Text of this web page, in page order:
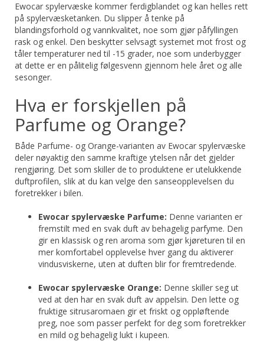
Ewocar spylervæske kommer ferdigblandet og kan helles rett
på spylervæsketanken. Du slipper å tenke på
blandingsforhold og vannkvalitet, noe som gjør påfyllingen
rask og enkel. Den beskytter selvsagt systemet mot frost og
tåler temperaturer ned til -15 grader, noe som underbygger
at dette er en pålitelig følgesvenn gjennom hele året og alle
sesonger.
Hva er forskjellen på
Parfume og Orange?
Både Parfume- og Orange-varianten av Ewocar spylervæske
deler nøyaktig den samme kraftige ytelsen når det gjelder
rengjøring. Det som skiller de to produktene er utelukkende
duftprofilen, slik at du kan velge den sanseopplevelsen du
foretrekker i bilen.
Ewocar spylervæske Parfume: Denne varianten er
fremstilt med en svak duft av behagelig parfyme. Den
gir en klassisk og ren aroma som gjør kjøreturen til en
mer komfortabel opplevelse hver gang du aktiverer
vindusviskerne, uten at duften blir for fremtredende.
Ewocar spylervæske Orange: Denne skiller seg ut
ved at den har en svak duft av appelsin. Den lette og
fruktige sitrusaromaen gir et friskt og oppløftende
preg, noe som passer perfekt for deg som foretrekker
en mild og behagelig lukt i kupeen.